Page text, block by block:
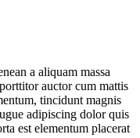
a aliquam massa
auctor cum mattis
tincidunt magnis
adipiscing dolor quis
est elementum placerat